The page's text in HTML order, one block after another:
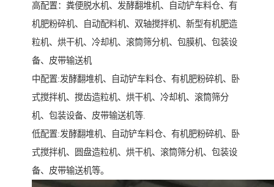
高配置：粪便脱水机、发酵翻堆机、自动铲车料仓、有
机肥粉碎机、自动配料机、双轴搅拌机、新型有机肥造
粒机、烘干机、冷却机、滚筒筛分机、包膜机、包装设
备、皮带输送机
中配置:发酵翻堆机、自动铲车料仓、有机肥粉碎机、卧
式搅拌机、搅齿造粒机、烘干机、冷却机、滚筒筛分
机、包装设备、皮带输送机等.
低配置:发酵翻堆机、自动铲车料仓、有机肥粉碎机、卧
式搅拌机、圆盘造粒机、烘干机、滚筒筛分机、包装设
备、皮带输送机等。